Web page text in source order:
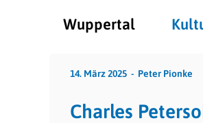
Wuppertal
14. März 2025 Peter Pionke
Charles